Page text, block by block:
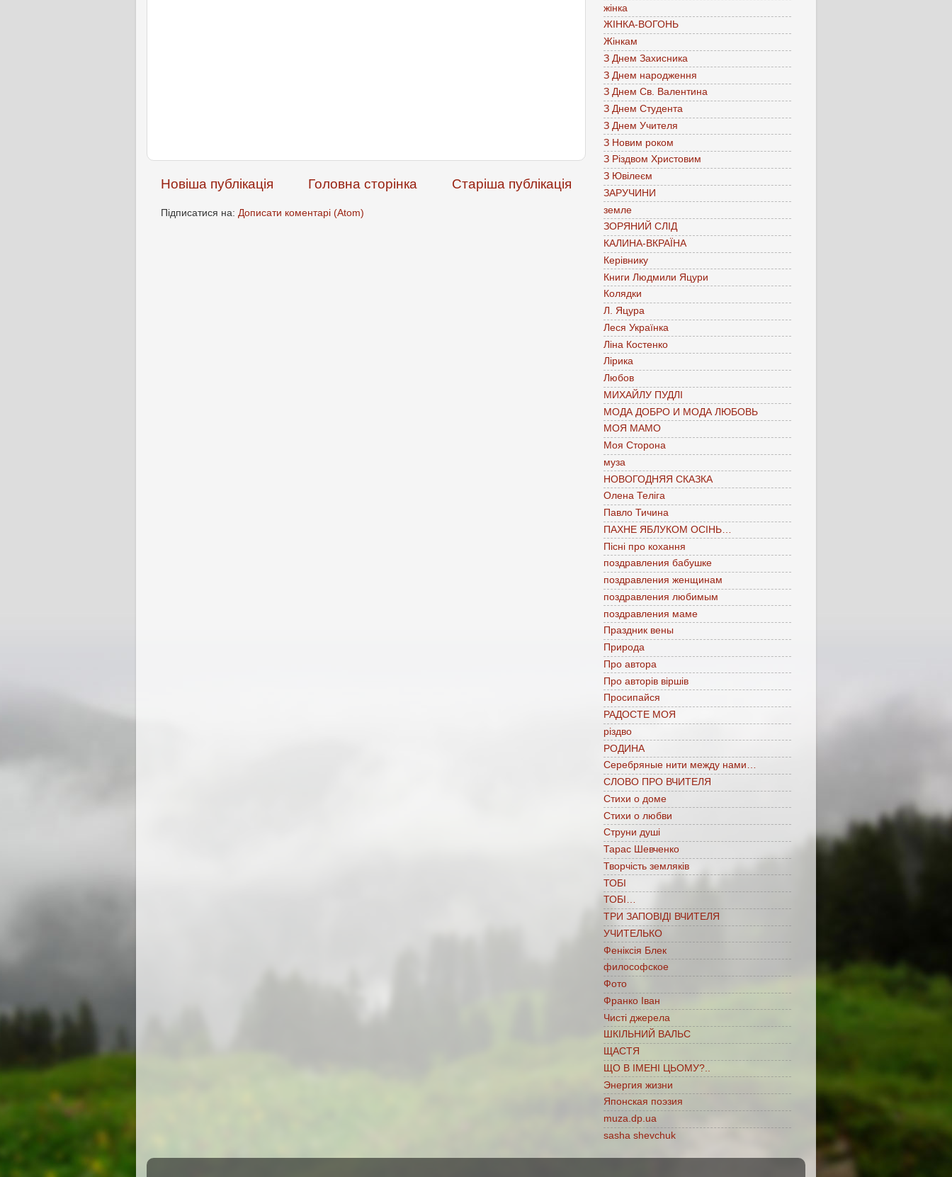
Новіша публікація Старіша публікація
Головна сторінка
Підписатися на: Дописати коментарі (Atom)
жінка
ЖІНКА-ВОГОНЬ
Жінкам
З Днем Захисника
З Днем народження
З Днем Св. Валентина
З Днем Студента
З Днем Учителя
З Новим роком
З Різдвом Христовим
З Ювілеєм
ЗАРУЧИНИ
земле
ЗОРЯНИЙ СЛІД
КАЛИНА-ВКРАЇНА
Керівнику
Книги Людмили Яцури
Колядки
Л. Яцура
Леся Українка
Ліна Костенко
Лірика
Любов
МИХАЙЛУ ПУДЛІ
МОДА ДОБРО И МОДА ЛЮБОВЬ
МОЯ МАМО
Моя Сторона
муза
НОВОГОДНЯЯ СКАЗКА
Олена Теліга
Павло Тичина
ПАХНЕ ЯБЛУКОМ ОСІНЬ…
Пісні про кохання
поздравления бабушке
поздравления женщинам
поздравления любимым
поздравления маме
Праздник вены
Природа
Про автора
Про авторів віршів
Просипайся
РАДОСТЕ МОЯ
різдво
РОДИНА
Серебряные нити между нами…
СЛОВО ПРО ВЧИТЕЛЯ
Стихи о доме
Стихи о любви
Струни душі
Тарас Шевченко
Творчість земляків
ТОБІ
ТОБІ…
ТРИ ЗАПОВІДІ ВЧИТЕЛЯ
УЧИТЕЛЬКО
Феніксія Блек
философское
Фото
Франко Іван
Чисті джерела
ШКІЛЬНИЙ ВАЛЬС
ЩАСТЯ
ЩО В ІМЕНІ ЦЬОМУ?..
Энергия жизни
Японская поэзия
muza.dp.ua
sasha shevchuk